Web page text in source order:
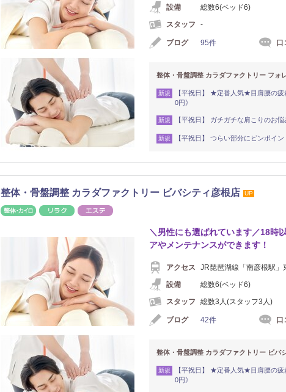
設備
総数6(ベッド6)
スタッフ
-
ブログ 95件 口
整体・骨盤調整 カラダファクトリー フォ
新規
【平祝日】 ★定番人気★目肩腰の
0円》
新規 【平祝日】 ガチガチな肩こりのお
新規 【平祝日】 つらい部分にピンポイ
整体・骨盤調整 カラダファクトリー ビバシティ彦根店 UP
整体・カイロリラク
＼男性にも選ばれています／18時
アやメンテナンスができます！
アクセス
JR琵琶湖線「南彦根駅」
設備
総数6(ベッド6)
スタッフ
総数3人(スタッフ3人)
ブログ 42件 口
整体・骨盤調整 カラダファクトリー ビバ
新規
【平祝日】 ★定番人気★目肩腰の
0円》